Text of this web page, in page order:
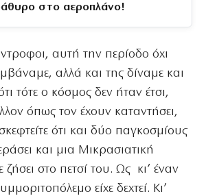
στο αεροπλάνο!
αυτή την περίοδο όχι
αλλά και της δίναμε και
τότε ο κόσμος δεν ήταν έτσι,
όπως τον έχουν καταντήσει,
ότι και δύο παγκοσμίους
και μια Μικρασιατική
ζήσει στο πετσί του. Ως κι’ έναν
είχε δεχτεί. Κι’